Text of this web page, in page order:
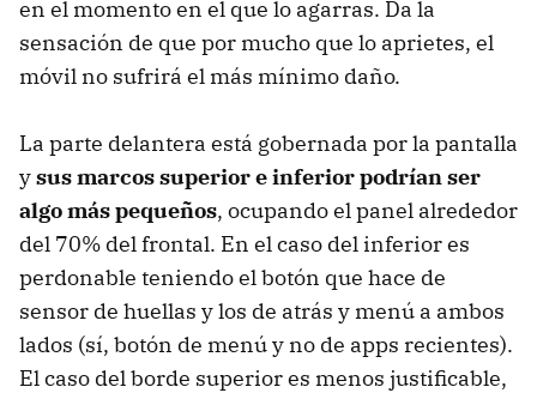
en el momento en el que lo agarras. Da la
sensación de que por mucho que lo aprietes, el
móvil no sufrirá el más mínimo daño.
La parte delantera está gobernada por la pantalla
ysus marcos superior e inferior podrían ser
algo más pequeños, ocupando el panel alrededor
del 70% del frontal. En el caso del inferior es
perdonable teniendo el botón que hace de
sensor de huellas y los de atrás y menú a ambos
lados (sí, botón de menú y no de apps recientes).
El caso del borde superior es menos justificable,